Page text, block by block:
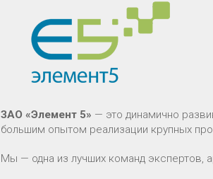
ЗАО «Элемент 5» — это динамично
большим опытом реализации крупных
Мы — одна из лучших команд экспертов,